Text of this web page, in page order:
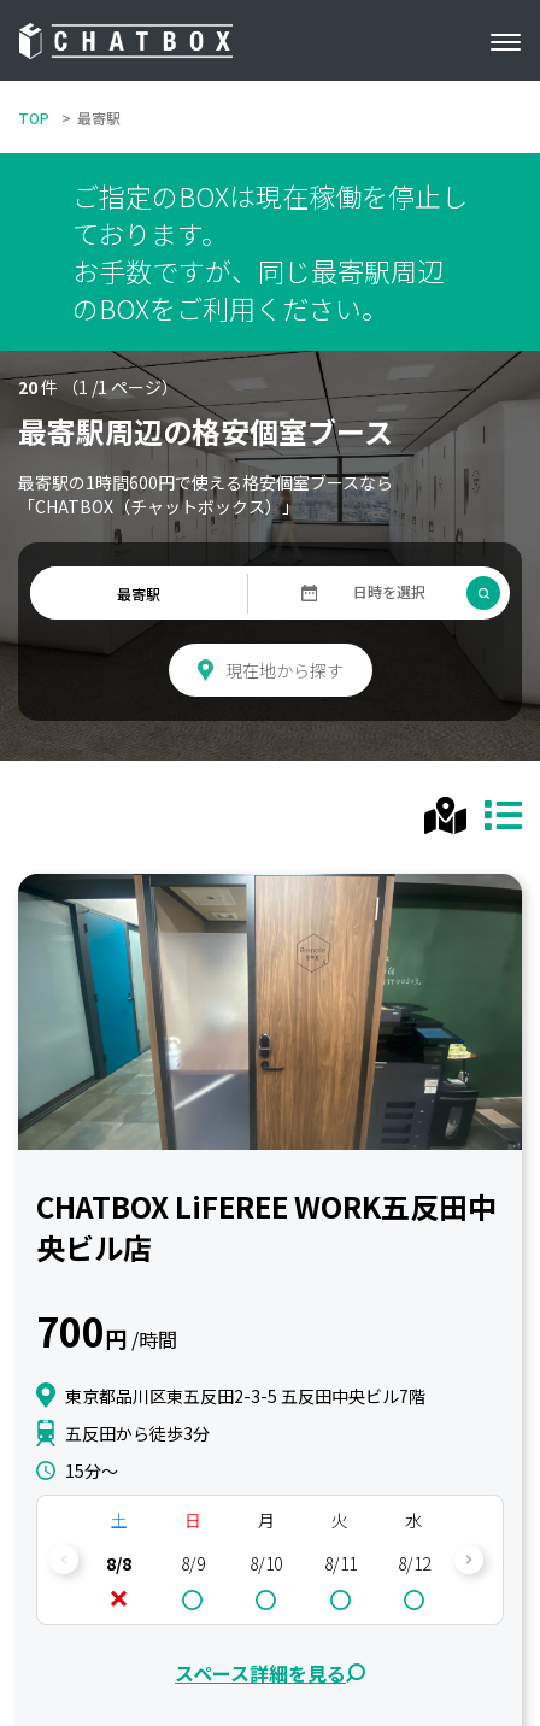
TOP 最寄駅
ご指定のBOXは現在稼働を停止し
ております。
お手数ですが、同じ最寄駅周辺
のBOXをご利用ください。
20件 （1 /1 ページ）
最寄駅周辺の格安個室ブース
最寄駅の1時間600円で使える格安個室ブースなら
「CHATBOX（チャットボックス）」
現在地から探す
CHATBOX LiFEREE WORK五反田中
央ビル店
700円 /時間
東京都品川区東五反田2-3-5 五反田中央ビル7階
五反田から徒歩3分
15分〜
土
8/8
日
8/9
月
8/10
火
8/11
水
8/12
8/13
スペース詳細を見る